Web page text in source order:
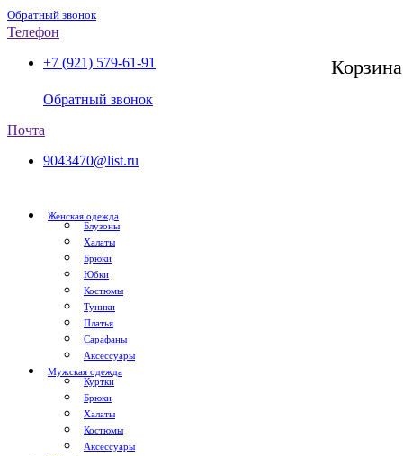
Обратный звонок
Корзина
Телефон
+7 (921) 579-61-91
Обратный звонок
Почта
9043470@list.ru
Женская одежда
Блузоны
Халаты
Брюки
Юбки
Костюмы
Туники
Платья
Сарафаны
Аксессуары
Мужская одежда
Куртки
Брюки
Халаты
Костюмы
Аксессуары